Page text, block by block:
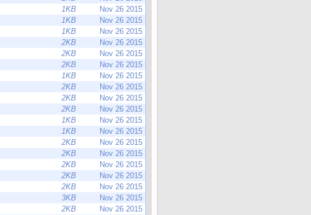
1KB
Nov 26 2015
1KB
Nov 26 2015
1KB
Nov 26 2015
2KB
Nov 26 2015
2KB
Nov 26 2015
2KB
Nov 26 2015
1KB
Nov 26 2015
2KB
Nov 26 2015
2KB
Nov 26 2015
2KB
Nov 26 2015
1KB
Nov 26 2015
1KB
Nov 26 2015
2KB
Nov 26 2015
2KB
Nov 26 2015
2KB
Nov 26 2015
2KB
Nov 26 2015
2KB
Nov 26 2015
3KB
Nov 26 2015
2KB
Nov 26 2015